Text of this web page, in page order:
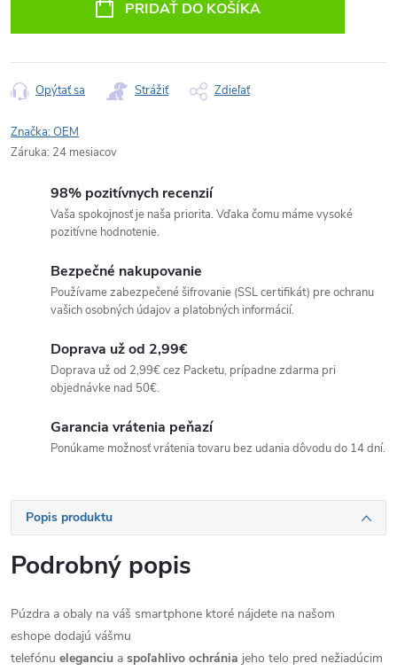
PRIDAŤ DO KOŠÍKA
Opýtať sa Strážiť Zdieľať
Značka:OEM
Záruka: 24 mesiacov
98% pozitívnych recenzií
Vaša spokojnosť je naša priorita. Vďaka čomu máme vysoké
pozitívne hodnotenie.
Bezpečné nakupovanie
Používame zabezpečené šifrovanie (SSL certifikát) pre ochranu
vašich osobných údajov a platobných informácií.
Doprava už od 2,99€
Doprava už od 2,99€ cez Packetu, prípadne zdarma pri
objednávke nad 50€.
Garancia vrátenia peňazí
Ponúkame možnosť vrátenia tovaru bez udania dôvodu do 14 dní.
Popis produktu
Podrobný popis
Púzdra a obaly na váš smartphone ktoré nájdete na našom
eshope dodajú vášmu
telefónu eleganciu a spoľahlivo ochránia jeho telo pred nežiadúcim